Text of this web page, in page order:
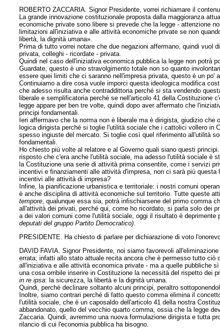
ROBERTO ZACCARIA. Signor Presidente, vorrei richiamare il
La grande innovazione costituzionale proposta dalla maggioranza
economiche private sono libere si prevede che la legge - attenzione
limitazioni all'iniziativa e alle attività economiche private senon
libertà, la dignità umana».
Prima di tutto vorrei notare che due negazioni affermano, quindi
privata, colleghi - ricordate - privata.
Quindi nel caso dell'iniziativa economica pubblica la legge non potrà
Guardate, questo è uno stravolgimento totale non so quanto
essere quei limiti che ci saranno nell'impresa privata, questo è un po'
Continuiamo a dire cosa vuole imporci questa ideologica modifica
che adesso risulta anche contraddittoria perché si sta vendendo
liberale e semplificatoria perché se nell'articolo 41 della Costituzione
legge appare per ben tre volte, quindi dopo aver affermato che
principi fondamentali.
Ieri affermavo che la norma non è liberale ma è dirigista, giudizio
logica dirigista perché si toglie l'utilità sociale che i cattolici vollero in
spesso ingiuste del mercato. Si toglie così quel riferimento all'utilità
fondamentali.
Ho chiesto più volte al relatore e al Governo quali siano questi
risposto che c'era anche l'utilità sociale, ma adesso l'utilità sociale è
la Costituzione una serie di attività prima consentite, come i servizi
incentivi e finanziamenti alle attività d'impresa, non ci sarà più
incentivi alle attività di impresa?
Infine, la pianificazione urbanistica e territoriale: i nostri comuni
è anche disciplina di attività economiche sul territorio. Tutte queste
tempore , qualunque essa sia, potrà infischiarsene del primo comma
all'attività dei privati, perché qui, come ho ricordato, si parla solo dei
a dei valori comuni come l'utilità sociale, oggi il risultato è
deputati del gruppo Partito Democratico)
PRESIDENTE. Ha chiesto di parlare per dichiarazione di voto
DAVID FAVIA. Signor Presidente, noi siamo favorevoli
errata; infatti allo stato attuale recita ancora che è permesso tutto
all'iniziativa e alle attività economica private - ma a quelle pubbliche
una cosa orribile inserire in Costituzione la necessità del rispetto dei
in re ipsa: la sicurezza, la libertà e la dignità umana.
Quindi, perché declinare soltanto alcuni principi, peraltro
Inoltre, siamo contrari perché di fatto questo comma elimina il
l'utilità sociale, che è un caposaldo dell'articolo 41 della nostra
abbandonato, quello del vecchio quarto comma, ossia che la legge
Zaccaria. Quindi, avremmo una nuova formulazione dirigista e tutta
rilancio di cui l'economia pubblica ha bisogno.